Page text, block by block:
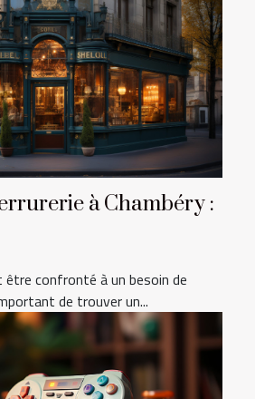
à Chambéry :
confronté à un besoin de
de trouver un...